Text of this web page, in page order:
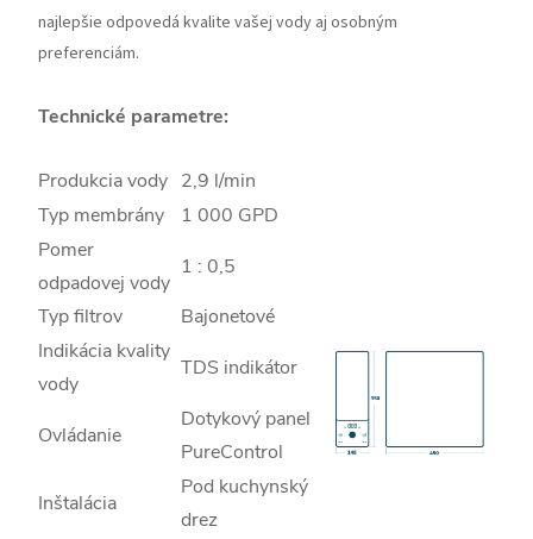
najlepšie odpovedá kvalite vašej vody aj osobným
preferenciám.
Technické parametre:
Produkcia vody 2,9 l/min
Typ membrány
1 000 GPD
Pomer
odpadovej vody
1 : 0,5
Typ filtrov
Bajonetové
Indikácia kvality
vody
TDS indikátor
Ovládanie
Dotykový panel
PureControl
Inštalácia
Pod kuchynský
drez